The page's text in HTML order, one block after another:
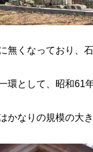
無くなっており、
環として、昭和61
かなりの規模の大